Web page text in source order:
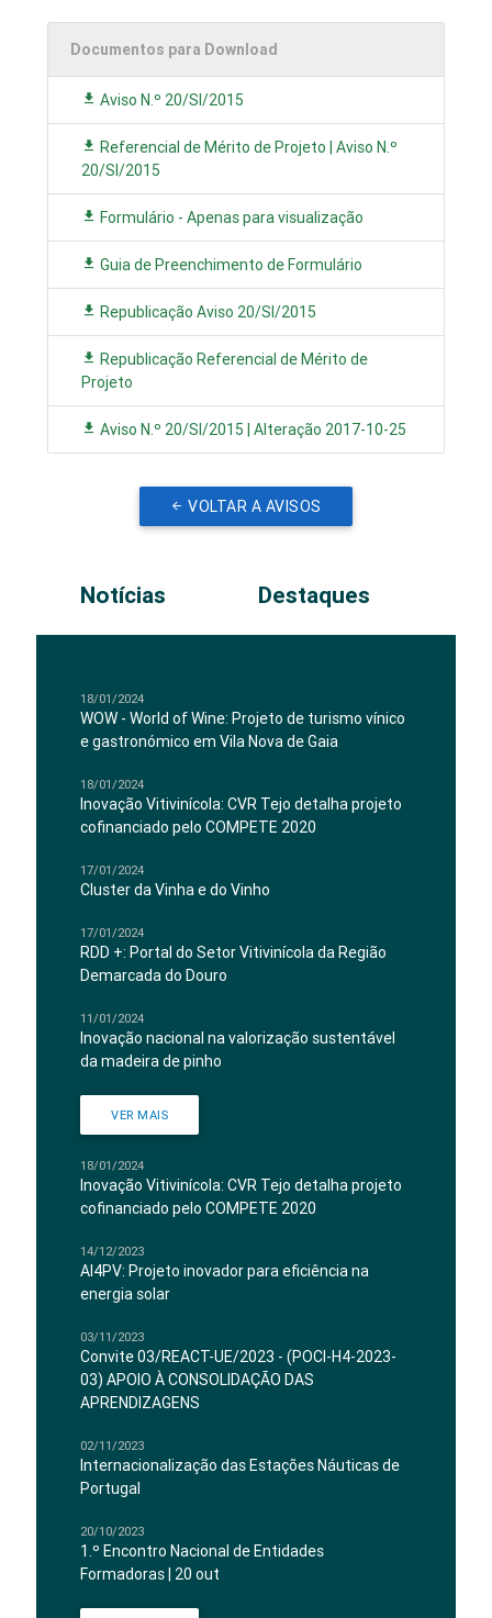
Documentos para Download
Aviso N.º 20/SI/2015
Referencial de Mérito de Projeto | Aviso N.º
20/SI/2015
Formulário - Apenas para visualização
Guia de Preenchimento de Formulário
Republicação Aviso 20/SI/2015
Republicação Referencial de Mérito de
Projeto
Aviso N.º 20/SI/2015 | Alteração 2017-10-25
VOLTAR A AVISOS
Notícias Destaques
18/01/2024
WOW - World of Wine: Projeto de turismo vínico
e gastronómico em Vila Nova de Gaia
18/01/2024
Inovação Vitivinícola: CVR Tejo detalha projeto
cofinanciado pelo COMPETE 2020
17/01/2024
Cluster da Vinha e do Vinho
17/01/2024
RDD +: Portal do Setor Vitivinícola da Região
Demarcada do Douro
11/01/2024
Inovação nacional na valorização sustentável
da madeira de pinho
VER MAIS
18/01/2024
Inovação Vitivinícola: CVR Tejo detalha projeto
cofinanciado pelo COMPETE 2020
14/12/2023
AI4PV: Projeto inovador para eficiência na
energia solar
03/11/2023
Convite 03/REACT-UE/2023 - (POCI-H4-2023-
03) APOIO À CONSOLIDAÇÃO DAS
APRENDIZAGENS
02/11/2023
Internacionalização das Estações Náuticas de
Portugal
20/10/2023
1.º Encontro Nacional de Entidades
Formadoras | 20 out